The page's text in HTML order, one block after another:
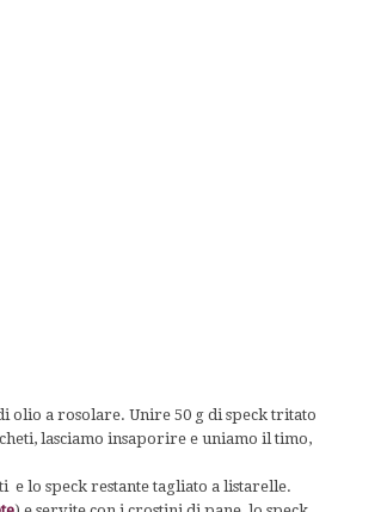
olio a rosolare. Unire 50 g di speck tritato
lasciamo insaporire e uniamo il timo,
e lo speck restante tagliato a listarelle.